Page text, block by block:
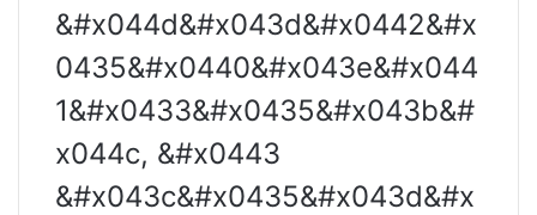
&#x044d&#x043d&#x0442&#x
0435&#x0440&#x043e&#x044
1&#x0433&#x0435&#x043b&#
x044c, &#x0443
&#x043c&#x0435&#x043d&#x